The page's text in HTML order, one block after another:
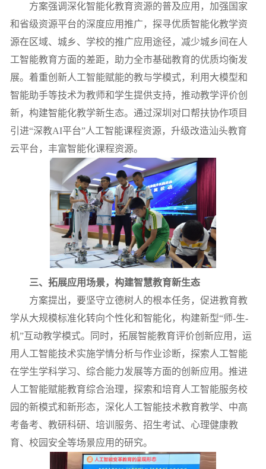
方案强调深化智能化教育资源的普及应用，加强国家
和省级资源平台的深度应用推广， 探寻优质智能化教学资
源在区域、城乡、学校的推广应用途径 ， 减少城乡间在人
工智能教育方面的差距，助力全市基础教育的优质均衡发
展。 着重创新人工智能赋能的教与学模式，利用大模型和
智能助手等技术为教师和学生提供支持，推动教学评价创
新，构建智能化教学新生态。通过深圳对口帮扶协作项目
引进“深教AI平台”人工智能课程资源，升级改造汕头教育
云平台，丰富智能化课程资源。
三、拓展应用场景，构建智慧教育新生态
方案提出， 要坚守立德树人的根本任务 ， 促进教育教
学从大规模标准化转向个性化和智能化， 构建新型“师-生-
机”互动教学模式。同时，拓展智能教育评价创新应用，运
用人工智能技术实施学情分析与作业诊断，探索人工智能
在学生学科学习、综合能力发展等方面的创新应用。推进
人工智能赋能教育综合治理，探索和培育人工智能服务校
园的新模式和新形态，深化人工智能技术教育教学、 中高
考备考、 教研科研、培训服务、招生考试、心理健康教
育、校园安全等场景应用的研究。